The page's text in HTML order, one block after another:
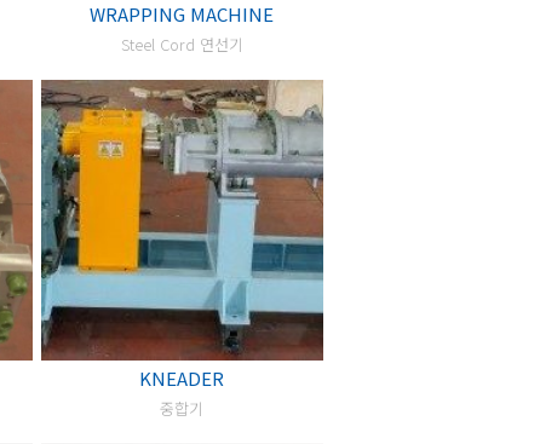
WRAPPING MACHINE
Steel Cord 연선기
KNEADER
중합기